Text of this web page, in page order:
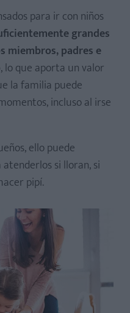
para ir con niños
grandes
miembros, padres e
, lo que aporta un valor
la familia puede
incluso al irse
ello puede
si lloran, si
pipí.